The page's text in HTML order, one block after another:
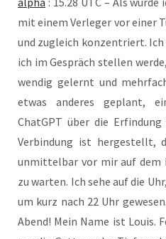
mit einem Ver­le­ger vor einer
und zugleich kon­zen­triert. Ich
ich im Gespräch stel­len
wen­dig gelernt und
etwas ande­res geplant,
ChatGPT über die
Ver­bin­dung ist her­ge­stellt,
unmit­tel­bar vor mir auf dem
zu war­ten. Ich sehe auf die
um kurz nach 22 Uhr
Abend! Mein Name ist Lou­is.